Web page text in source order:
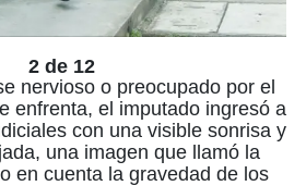
2 de 12
nervioso o preocupado por el
enfrenta, el imputado ingresó a
con una visible sonrisa y
una imagen que llamó la
en cuenta la gravedad de los